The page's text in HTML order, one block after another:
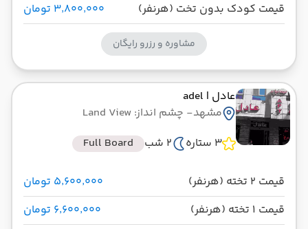
قیمت کودک بدون تخت (هرنفر)
۳٬۸۰۰٬۰۰۰ تومان
مشاوره و رزرو رایگان
عادل | adel
مشهد- چشم انداز: Land View
3 ستاره
2 شب Full Board
قیمت 2 تخته (هرنفر)
۵٬۶۰۰٬۰۰۰ تومان
قیمت 1 تخته (هرنفر)
۶٬۶۰۰٬۰۰۰ تومان